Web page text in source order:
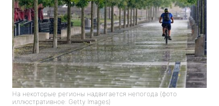
На некоторые регионы надвигается непогода (фото
иллюстративное: Getty Images)